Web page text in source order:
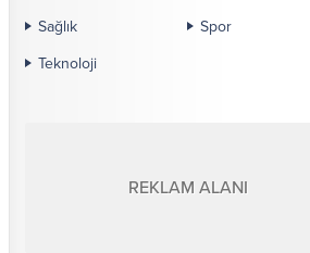
Sağlık
Spor
Teknoloji
REKLAM ALANI